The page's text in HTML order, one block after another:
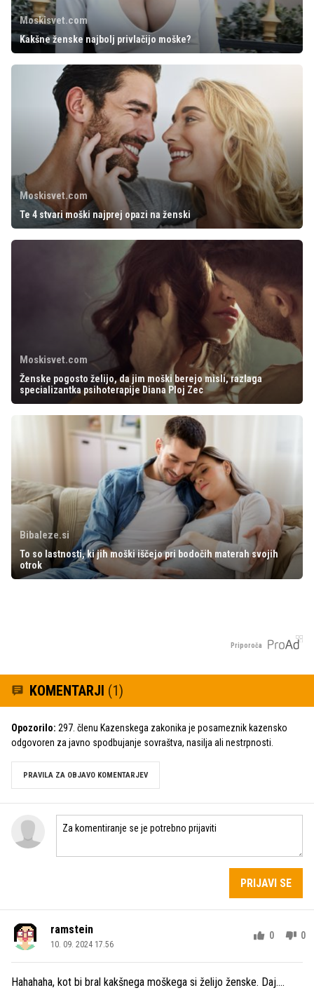
Moskisvet.com
Kakšne ženske najbolj privlačijo moške?
Moskisvet.com
Te 4 stvari moški najprej opazi na ženski
Moskisvet.com
Ženske pogosto želijo, da jim moški berejo misli, razlaga
specializantka psihoterapije Diana Ploj Zec
Bibaleze.si
To so lastnosti, ki jih moški iščejo pri bodočih materah svojih
otrok
Priporoča
KOMENTARJI (1)
Opozorilo: 297. členu Kazenskega zakonika je posameznik kazensko
odgovoren za javno spodbujanje sovraštva, nasilja ali nestrpnosti.
PRAVILA ZA OBJAVO KOMENTARJEV
PRIJAVI SE
ramstein
10. 09. 2024 17.56
0 0
Hahahaha, kot bi bral kakšnega moškega si želijo ženske. Daj....